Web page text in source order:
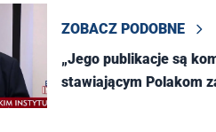
ZOBACZ PODOBNE
„Jego publikacje są
stawiającym Polakom